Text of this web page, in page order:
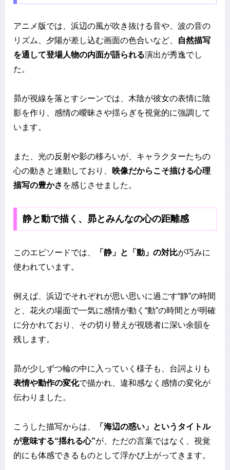
アニメ版では、浜辺の風が吹き抜ける音や、波の音の
リズム、夕陽が差し込む画面の色合いなど、
自然描写
を通して登場人物の内面が語られる演出が秀逸でし
た。
昴が視線を落とすシーンでは、木陰が彼女の表情に陰
影を作り、感情の曖昧さや揺らぎを視覚的に強調して
います。
また、光の反射や影の移ろいが、キャラクターたちの
心の動きと連動しており、
映像だからこそ描ける心理
描写の豊かさ を感じさせました。
静と動で描く、昴とみんなの心の距離感
このエピソードでは、 「静」と「動」の対比が巧みに
使われています。
例えば、浜辺でそれぞれが思い思いに過ごす“静”の時間
と、花火の場面で一気に感情が動く“動”の時間とが明確
に分かれており、その切り替えが視聴者に深い余韻を
残します。
昴が少しずつ輪の中に入っていく様子も、台詞よりも
表情や動作の変化で描かれ、違和感なく感情の変化が
伝わりました。
こうした描写からは、
「海辺の惑い」というタイトル
が意味する“揺れる心”が、ただの言葉ではなく、視覚
的にも体感できるものとして浮かび上がってきます。